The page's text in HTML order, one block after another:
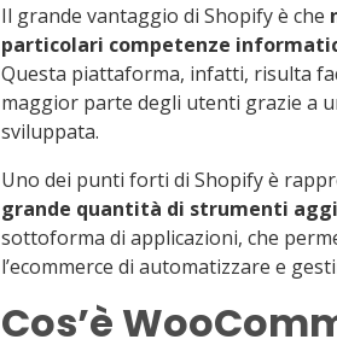
Il grande vantaggio di Shopify è che
particolari competenze
Questa piattaforma, infatti, risulta
maggior parte degli utenti grazie a
sviluppata.
Uno dei punti forti di Shopify è
grande quantità di strumenti
sottoforma di applicazioni, che
l’ecommerce di automatizzare e
Cos’è